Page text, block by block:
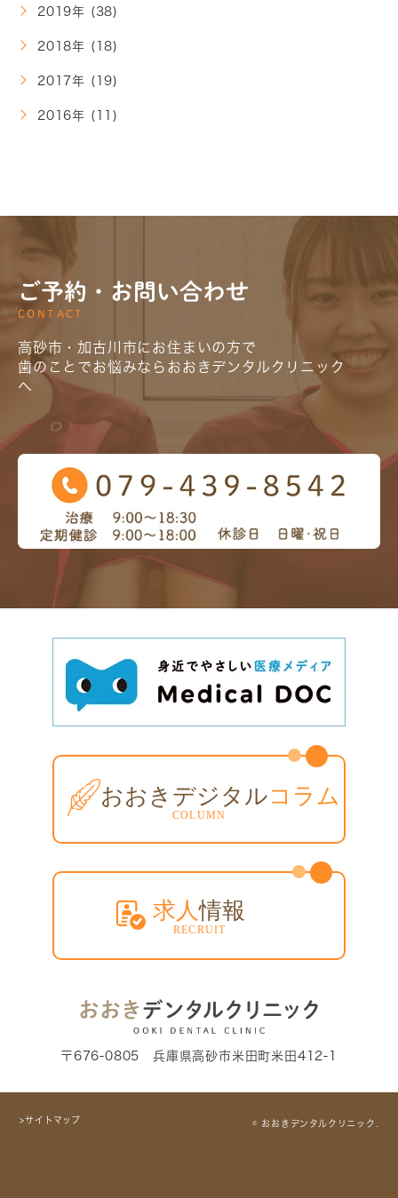
2019年 (38)
2018年 (18)
2017年 (19)
2016年 (11)
ご予約・お問い合わせ
CONTACT
高砂市・加古川市にお住まいの方で
歯のことでお悩みならおおきデンタルクリニック
へ
〒676-0805 兵庫県高砂市米田町米田412-1
>サイトマップ © おおきデンタルクリニック.